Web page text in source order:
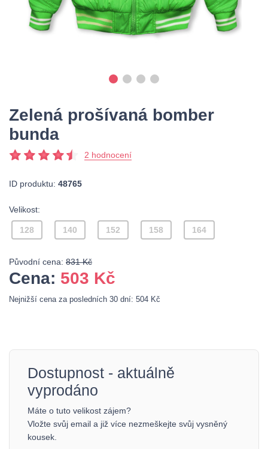
Zelená prošívaná bomber
bunda
2 hodnocení
ID produktu: 48765
Velikost:
128 140 152 158 164
Původní cena: 831 Kč
Cena: 503 Kč
Nejnižší cena za posledních 30 dní: 504 Kč
Dostupnost - aktuálně
vyprodáno
Máte o tuto velikost zájem?
Vložte svůj email a již více nezmeškejte svůj vysněný
kousek.